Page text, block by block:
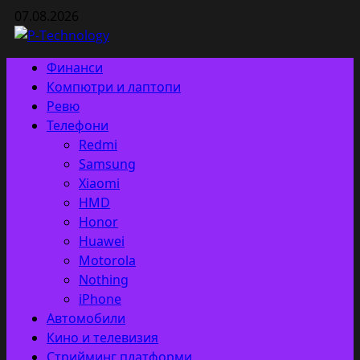
Skip
to
content
07.08.2026
Primary
Menu
Финанси
Компютри и лаптопи
Ревю
Телефони
Redmi
Samsung
Xiaomi
HMD
Honor
Huawei
Motorola
Nothing
iPhone
Автомобили
Кино и телевизия